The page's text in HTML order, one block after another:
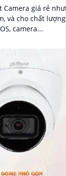
Camera giá rẻ
biến CMOS, camera...